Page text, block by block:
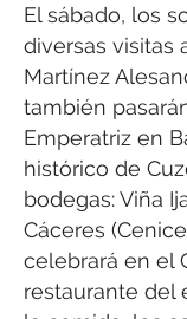
El sábado, los
diversas visitas
Martínez
también
Emperatriz en
histórico de
bodegas: Viña
Cáceres
celebrará en el
restaurante del